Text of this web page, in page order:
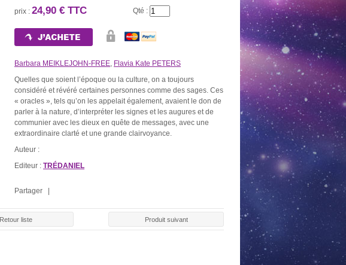
LE ROULEAU DE 10
CHARBONS
1,50 €
BOUGIE OR
2,60 €
NEUVAINE NOIRE
5,20 €
PACK SPÉCIAL PRIÈRES
AUX DÉFUNTS
PACK
SPÉCIAL
prix : 24,90 € TTC Qté :
Barbara MEIKLEJOHN-FREE, Flavia Kate PETERS
Quelles que soient l’époque ou la culture, on a toujours
considéré et révéré certaines personnes comme des sages. Ces
« oracles », tels qu’on les appelait également, avaient le don de
parler à la nature, d’interpréter les signes et les augures et de
communier avec les dieux en quête de messages, avec une
extraordinaire clarté et une grande clairvoyance.
Auteur :
Editeur : TRÉDANIEL
Partager |
Retour liste Produit suivant